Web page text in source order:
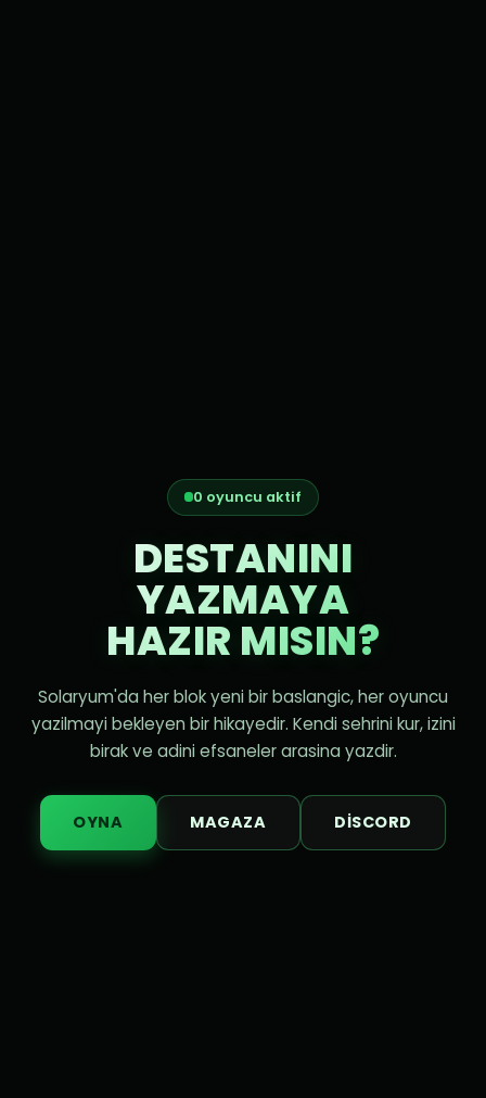
0 oyuncu aktif
DESTANINI
YAZMAYA
HAZIR MISIN?
Solaryum'da her blok yeni bir baslangic, her oyuncu
yazilmayi bekleyen bir hikayedir. Kendi sehrini kur, izini
birak ve adini efsaneler arasina yazdir.
OYNA MAGAZA DISCORD